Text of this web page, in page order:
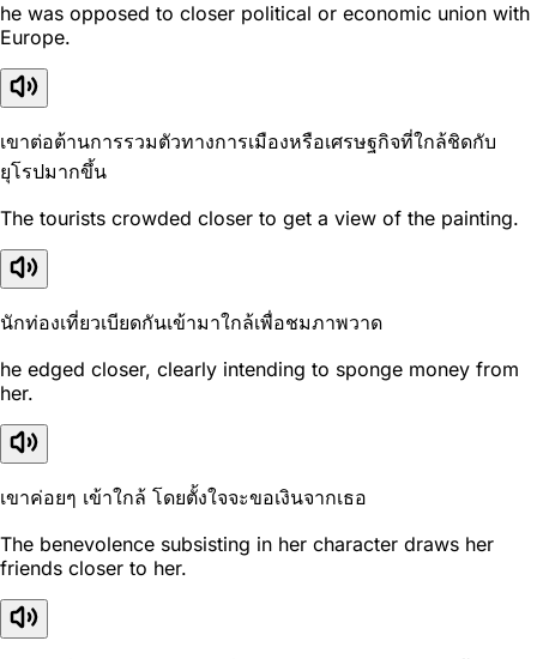
he was opposed to closer political or economic union with
Europe.
เขาต่อต้านการรวมตัวทางการเมืองหรือเศรษฐกิจที่ใกล้ชิดกับ
ยุโรปมากขึ้น
The tourists crowded closer to get a view of the painting.
นักท่องเที่ยวเบียดกันเข้ามาใกล้เพื่อชมภาพวาด
he edged closer, clearly intending to sponge money from
her.
เขาค่อยๆ เข้าใกล้ โดยตั้งใจจะขอเงินจากเธอ
The benevolence subsisting in her character draws her
friends closer to her.